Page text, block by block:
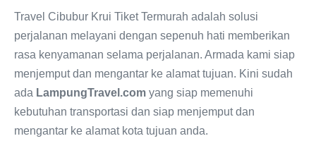
Travel Cibubur Krui Tiket Termurah adalah solusi
perjalanan melayani dengan sepenuh hati memberikan
rasa kenyamanan selama perjalanan. Armada kami siap
menjemput dan mengantar ke alamat tujuan. Kini sudah
ada LampungTravel.com yang siap memenuhi
kebutuhan transportasi dan siap menjemput dan
mengantar ke alamat kota tujuan anda.